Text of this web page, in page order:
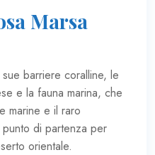
Marsa
barriere coralline, le
e la fauna marina, che
marine e il raro
di partenza per
orientale.